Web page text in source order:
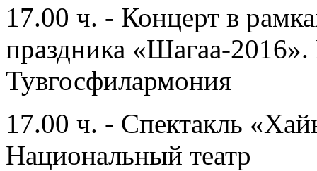
17.00 ч. - Концерт в
праздника «Шагаа-
Тувгосфилармония
17.00 ч. - Спектакль
Национальный театр